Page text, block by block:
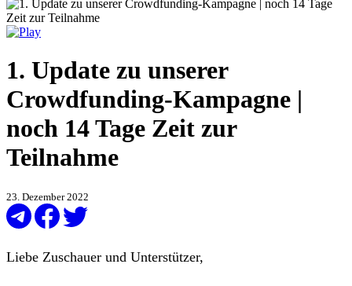
1. Update zu unserer
Crowdfunding-Kampagne |
noch 14 Tage Zeit zur
Teilnahme
23. Dezember 2022
Liebe Zuschauer und Unterstützer,